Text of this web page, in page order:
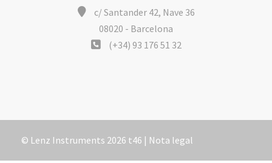
c/ Santander 42, Nave 36
08020 - Barcelona
(+34) 93 176 51 32
© Lenz Instruments 2026 t46 | Nota legal